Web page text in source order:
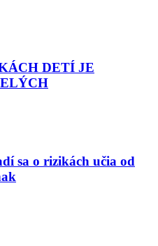
DETÍ JE
sa o rizikách učia od